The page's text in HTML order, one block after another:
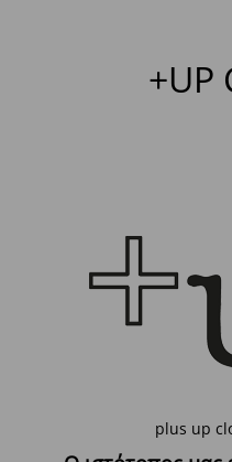
+UP
plus up